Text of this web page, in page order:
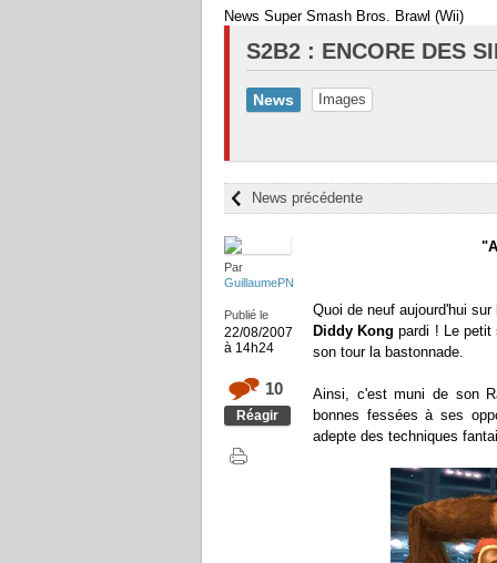
News Super Smash Bros. Brawl (Wii)
S2B2 : ENCORE DES
News Images
News précédente
Par
GuillaumePN
Publié le
22/08/2007
à 14h24
10
Réagir
Quoi de neuf aujourd'hui
Diddy Kong pardi ! Le
son tour la bastonnade.
Ainsi, c'est muni de son
bonnes fessées à ses
adepte des techniques